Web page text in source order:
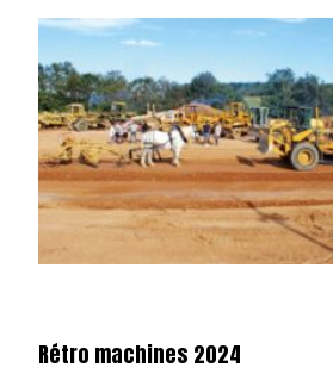
Rétro machines 2024